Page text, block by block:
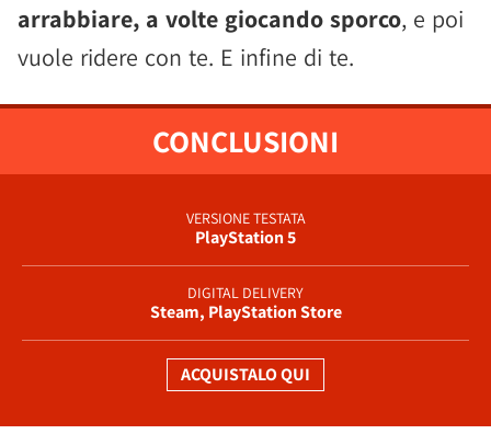
arrabbiare, a volte giocando sporco, e poi
vuole ridere con te. E infine di te.
CONCLUSIONI
VERSIONE TESTATA
PlayStation 5
DIGITAL DELIVERY
Steam, PlayStation Store
ACQUISTALO QUI